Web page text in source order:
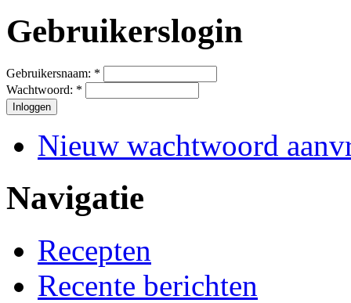
Gebruikerslogin
Gebruikersnaam: *
Wachtwoord: *
Nieuw wachtwoord
Navigatie
Recepten
Recente berichten